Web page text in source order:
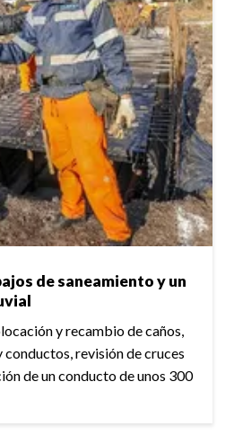
de saneamiento y un
y recambio de caños,
conductos, revisión de cruces
de un conducto de unos 300